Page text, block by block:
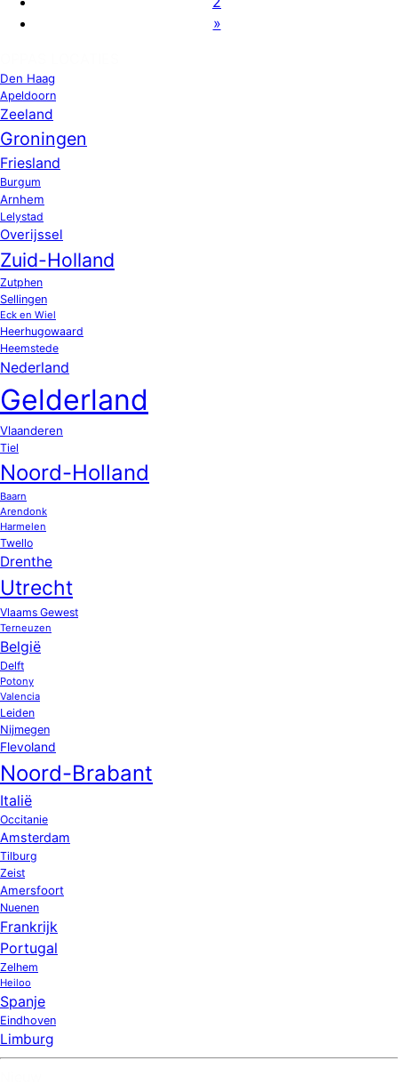
»
Den Haag
Apeldoorn
Zeeland
Groningen
Friesland
Burgum
Arnhem
Lelystad
Overijssel
Zuid-Holland
Zutphen
Sellingen
Eck en Wiel
Heerhugowaard
Heemstede
Nederland
Gelderland
Vlaanderen
Tiel
Noord-Holland
Baarn
Arendonk
Harmelen
Twello
Drenthe
Utrecht
Vlaams Gewest
Terneuzen
België
Delft
Potony
Valencia
Leiden
Nijmegen
Flevoland
Noord-Brabant
Italië
Occitanie
Amsterdam
Tilburg
Zeist
Amersfoort
Nuenen
Frankrijk
Portugal
Zelhem
Heiloo
Spanje
Eindhoven
Limburg